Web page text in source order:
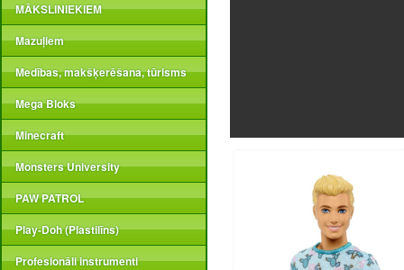
MĀKSLINIEKIEM
Mazuļiem
Medības, makšķerēšana, tūrisms
Mega Bloks
Minecraft
Monsters University
PAW PATROL
Play-Doh (Plastilīns)
Profesionāli instrumenti